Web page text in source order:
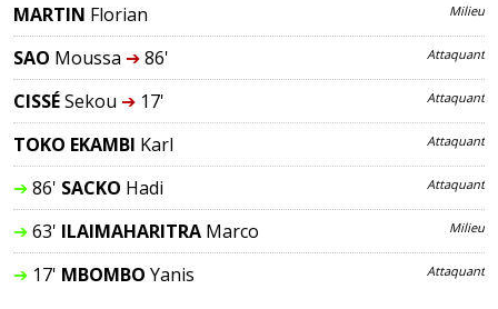
MARTIN Florian Milieu
SAO Moussa ➔86' Attaquant
CISSÉSekou ➔17' Attaquant
TOKO EKAMBI Karl Attaquant
➔86' SACKO Hadi Attaquant
➔63' ILAIMAHARITRA Marco Milieu
➔17' MBOMBO Yanis Attaquant